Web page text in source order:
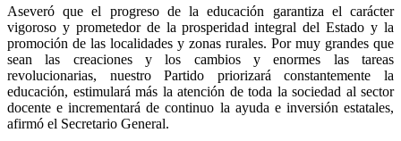
Aseveró que el progreso de la educación garantiza el carácter
vigoroso y prometedor de la prosperidad integral del Estado y la
promoción de las localidades y zonas rurales. Por muy grandes que
sean las creaciones y los cambios y enormes las tareas
revolucionarias, nuestro Partido priorizará constantemente la
educación, estimulará más la atención de toda la sociedad al sector
docente e incrementará de continuo la ayuda e inversión estatales,
afirmó el Secretario General.